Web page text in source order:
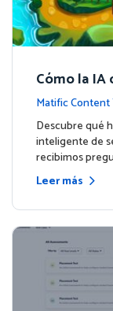
Cómo la IA
Matific Content
Descubre qué
inteligente de
recibimos
Leer más